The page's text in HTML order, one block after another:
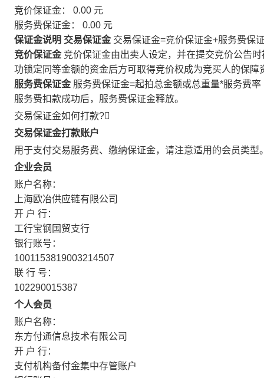
竞价保证金： 0.00 元
服务费保证金： 0.00 元
保证金说明 交易保证金 交易保证金=竞价保证金+服务费保
竞价保证金 竞价保证金由出卖人设定，并在提交竞价公告
功锁定同等金额的资金后方可取得竞价权成为竞买人的保障
服务费保证金 服务费保证金=起拍总金额或总重量*服务费率
服务费扣款成功后，服务费保证金释放。
交易保证金如何打款?
交易保证金打款账户
用于支付交易服务费、缴纳保证金，请注意适用的会员类型
企业会员
账户名称：
上海欧冶供应链有限公司
开 户 行：
工行宝钢国贸支行
银行账号：
1001153819003214507
联 行 号：
102290015387
个人会员
账户名称：
东方付通信息技术有限公司
开 户 行：
支付机构备付金集中存管账户